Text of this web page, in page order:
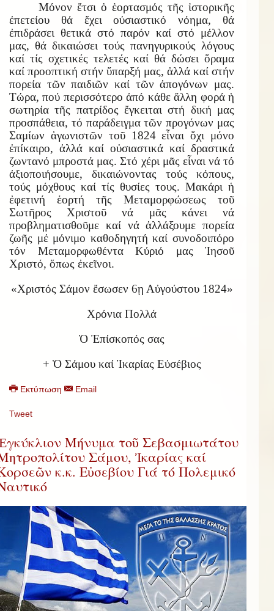
Μόνον ἔτσι ὁ ἑορτασμός τῆς ἱστορικῆς
ἐπετείου θά ἔχει οὐσιαστικό νόημα, θά
ἐπιδράσει θετικά στό παρόν καί στό μέλλον
μας, θά δικαιώσει τούς πανηγυρικούς λόγους
καί τίς σχετικές τελετές καί θά δώσει ὅραμα
καί προοπτική στήν ὕπαρξή μας, ἀλλά καί στήν
πορεία τῶν παιδιῶν καί τῶν ἀπογόνων μας.
Τώρα, πού περισσότερο ἀπό κάθε ἄλλη φορά ἡ
σωτηρία τῆς πατρίδος ἔγκειται στή δική μας
προσπάθεια, τό παράδειγμα τῶν προγόνων μας
Σαμίων ἀγωνιστῶν τοῦ 1824 εἶναι ὄχι μόνο
ἐπίκαιρο, ἀλλά καί οὐσιαστικά καί δραστικά
ζωντανό μπροστά μας. Στό χέρι μᾶς εἶναι νά τό
ἀξιοποιήσουμε, δικαιώνοντας τούς κόπους,
τούς μόχθους καί τίς θυσίες τους. Μακάρι ἡ
ἐφετινή ἑορτή τῆς Μεταμορφώσεως τοῦ
Σωτῆρος Χριστοῦ νά μᾶς κάνει νά
προβληματισθοῦμε καί νά ἀλλάξουμε πορεία
ζωῆς μἐ μόνιμο καθοδηγητή καί συνοδοιπόρο
τόν Μεταμορφωθέντα Κύριό μας Ἰησοῦ
Χριστό, ὅπως ἐκεῖνοι.
«Χριστός Σάμον ἔσωσεν 6ῃ Αὐγούστου 1824»
Χρόνια Πολλά
Ὁ Ἐπίσκοπός σας
+ Ὁ Σάμου καί Ἰκαρίας Εὐσέβιος
Εκτύπωση Email
Tweet
Μήνυμα τοῦ Σεβασμιωτάτου
Σάμου, Ἰκαρίας καί
κ.κ. Εὐσεβίου Γιά τό Πολεμικό